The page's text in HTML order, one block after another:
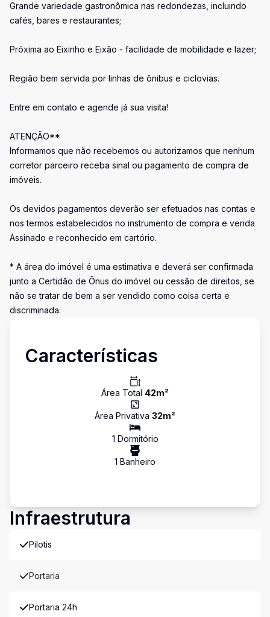
Grande variedade gastronômica nas redondezas, incluindo
cafés, bares e restaurantes;
Próxima ao Eixinho e Eixão - facilidade de mobilidade e lazer;
Região bem servida por linhas de ônibus e ciclovias.
Entre em contato e agende já sua visita!
ATENÇÃO**
Informamos que não recebemos ou autorizamos que nenhum
corretor parceiro receba sinal ou pagamento de compra de
imóveis.
Os devidos pagamentos deverão ser efetuados nas contas e
nos termos estabelecidos no instrumento de compra e venda
Assinado e reconhecido em cartório.
* A área do imóvel é uma estimativa e deverá ser confirmada
junto a Certidão de Ônus do imóvel ou cessão de direitos, se
não se tratar de bem a ser vendido como coisa certa e
discriminada.
Características
Área Total 42m²
Área Privativa 32m²
1 Dormitório
1 Banheiro
Infraestrutura
Pilotis
Portaria
Portaria 24h